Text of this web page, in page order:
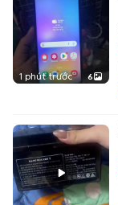
1 phút trước 6